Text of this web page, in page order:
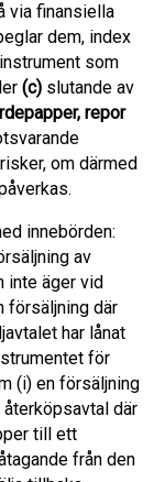
via finansiella
dem, index
som
(c) slutande av
repor
om därmed
innebörden:
av
inte äger vid
försäljning där
har lånat
för
(i) en försäljning
där
till ett
från den